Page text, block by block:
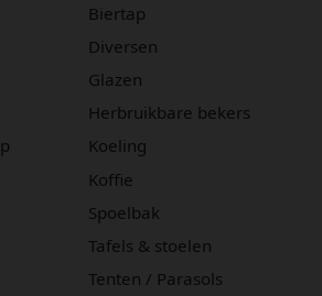
Biertap
Diversen
Glazen
Herbruikbare bekers
Koeling
Koffie
Spoelbak
Tafels & stoelen
Tenten / Parasols